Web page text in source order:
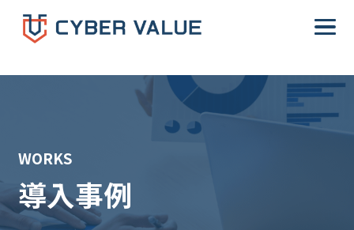
WORKS
導入事例